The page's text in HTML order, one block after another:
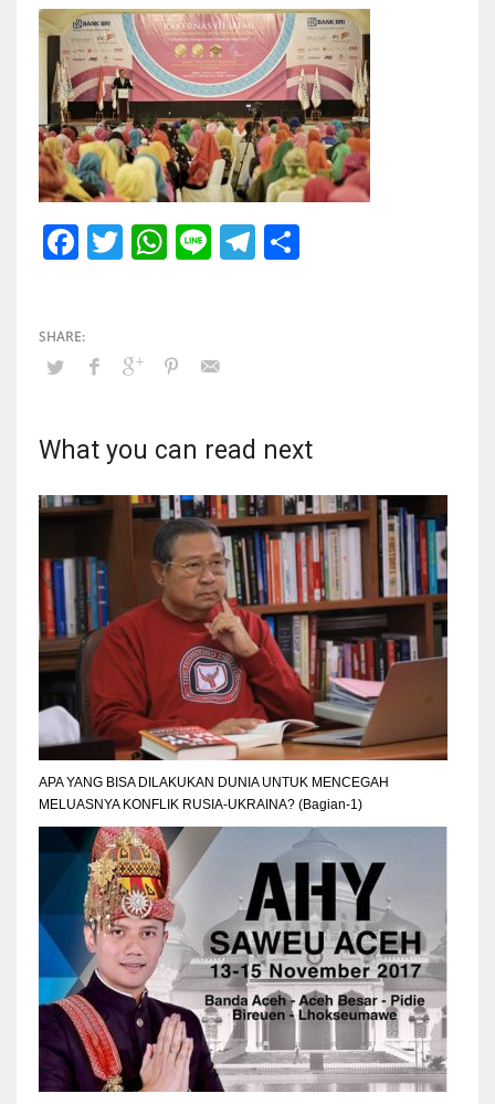
Facebook
Twitter
WhatsApp
LineTelegram
What you can read next
APA YANG BISA DILAKUKAN DUNIA UNTUK MENCEGAH
MELUASNYA KONFLIK RUSIA-UKRAINA? (Bagian-1)